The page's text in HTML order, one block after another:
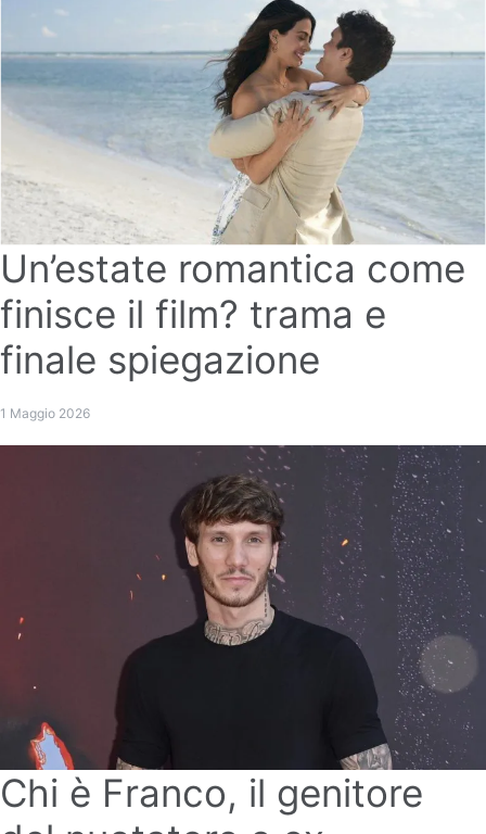
Un’estate romantica come
finisce il film? trama e
finale spiegazione
1 Maggio 2026
Chi è Franco, il genitore